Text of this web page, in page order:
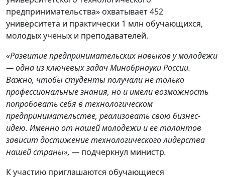
предпринимательства» охватывает 452
университета и практически 1 млн обучающихся,
молодых ученых и преподавателей.
«Развитие предпринимательских навыков у молодежи
— одна из ключевых задач Минобрнауки России.
Важно, чтобы студенты получали не только
профессиональные знания, но и имели возможность
попробовать себя в технологическом
предпринимательстве, реализовать свою бизнес-
идею. Именно от нашей молодежи и ее талантов
зависит достижение технологического лидерства
нашей страны», — подчеркнул министр.
К участию приглашаются обучающиеся